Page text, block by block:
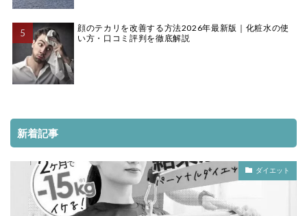
顔のテカリを改善する方法2026年最新版｜化粧水の使
い方・口コミ評判を徹底解説
新着記事
ダイエット